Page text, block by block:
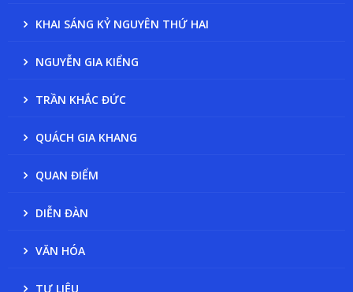
KHAI SÁNG KỶ NGUYÊN THỨ HAI
NGUYỄN GIA KIỂNG
TRẦN KHẮC ĐỨC
QUÁCH GIA KHANG
QUAN ĐIỂM
DIỄN ĐÀN
VĂN HÓA
TƯ LIỆU